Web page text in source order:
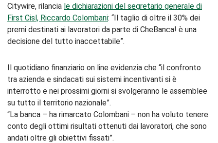
Citywire, rilancia le dichiarazioni del segretario generale di
First Cisl, Riccardo Colombani: “Il taglio di oltre il 30% dei
premi destinati ai lavoratori da parte di CheBanca! è una
decisione del tutto inaccettabile”.
Il quotidiano finanziario on line evidenzia che “il confronto
tra azienda e sindacati sui sistemi incentivanti si è
interrotto e nei prossimi giorni si svolgeranno le assemblee
su tutto il territorio nazionale”.
“La banca – ha rimarcato Colombani – non ha voluto tenere
conto degli ottimi risultati ottenuti dai lavoratori, che sono
andati oltre gli obiettivi fissati”.